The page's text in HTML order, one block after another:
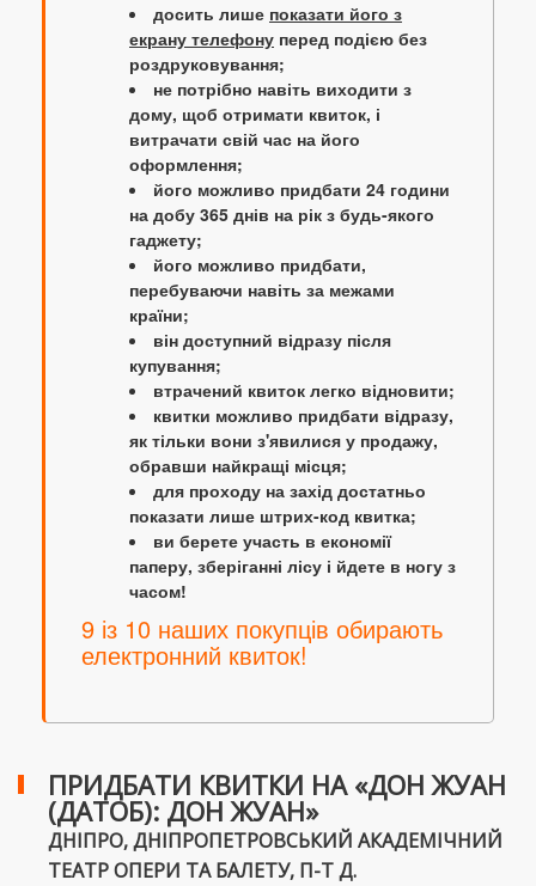
досить лише показати його з
екрану телефону перед подією без
роздруковування;
не потрібно навіть виходити з
дому, щоб отримати квиток, і
витрачати свій час на його
оформлення;
його можливо придбати 24 години
на добу 365 днів на рік з будь-якого
гаджету;
його можливо придбати,
перебуваючи навіть за межами
країни;
він доступний відразу після
купування;
втрачений квиток легко відновити;
квитки можливо придбати відразу,
як тільки вони з'явилися у продажу,
обравши найкращі місця;
для проходу на захід достатньо
показати лише штрих-код квитка;
ви берете участь в економії
паперу, зберіганні лісу і йдете в ногу з
часом!
9 із 10 наших покупців обирають
електронний квиток!
ПРИДБАТИ КВИТКИ НА «ДОН ЖУАН
(ДАТОБ): ДОН ЖУАН»
ДНІПРО, ДНІПРОПЕТРОВСЬКИЙ АКАДЕМІЧНИЙ
ТЕАТР ОПЕРИ ТА БАЛЕТУ, П-Т Д.